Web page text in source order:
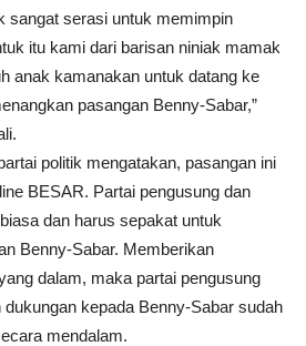
sangat serasi untuk memimpin
itu kami dari barisan niniak mamak
anak kamanakan untuk datang ke
pasangan Benny-Sabar,”
politik mengatakan, pasangan ini
BESAR. Partai pengusung dan
dan harus sepakat untuk
Benny-Sabar. Memberikan
dalam, maka partai pengusung
kepada Benny-Sabar sudah
mendalam.